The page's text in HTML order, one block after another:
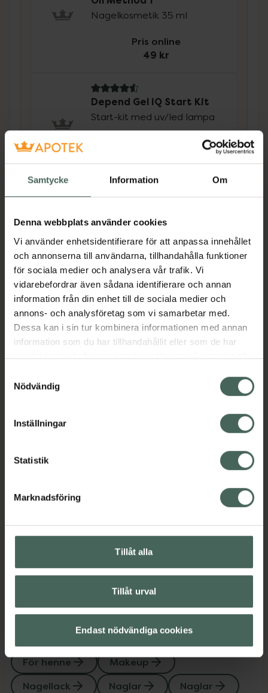
Samtycke Information Om
Denna webbplats använder cookies
Vi använder enhetsidentifierare för att anpassa innehållet
och annonserna till användarna, tillhandahålla funktioner
för sociala medier och analysera vår trafik. Vi
vidarebefordrar även sådana identifierare och annan
information från din enhet till de sociala medier och
annons- och analysföretag som vi samarbetar med.
Dessa kan i sin tur kombinera informationen med annan
information som du har tillhandahållit eller som de har
samlat in när du har använt deras tjänster. Samtycke till
återkalla ditt samtycke via webbplatsens
cookieinställningar. Ett återkallat samtycke påverkar inte
lagligheten av behandling som skett innan återkallelsen.
Nödvändig
Inställningar
Statistik
Marknadsföring
Tillåt alla
Tillåt urval
Endast nödvändiga cookies
Nagelkosmetik 35 ml
Pris online
49 kr
4.6 av 5 i omdöme
Depend Gel iQ Start Kit
Start-kit med uv/led lampa
Köp båda för:454 kr
Beskrivning Dölj
Borttagning av Gel iQ med Metod 1. Skonsam
borttagning av Gel iQ med vegetabilisk olja.
Denna metod fungerar för de flesta
nageltyper men har du extremt torra naglar
rekommenderar vi istället metod 2. Läs Gel iQ
instruktionsfolder före användning. 35ml.
Jämförpris
Kategorier:
Trendar på TikTok
Omdömen Visa
Innehåll Visa
Instruktioner Visa
Upptäck flera produkter inom
För henne
Makeup
Nagellack
Naglar
Naglar